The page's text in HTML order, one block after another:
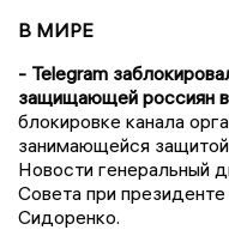
В МИРЕ
- Telegram
защищающей россиян в
блокировке канала
занимающейся
Новости генеральный
Совета при
Сидоренко.